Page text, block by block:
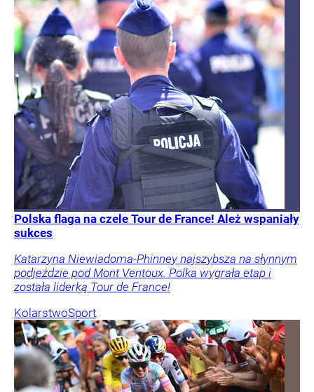
Polska flaga na czele Tour de France! Ależ wspaniały
sukces
Katarzyna Niewiadoma-Phinney najszybsza na słynnym
podjeździe pod Mont Ventoux. Polka wygrała etap i
została liderką Tour de France!
KolarstwoSport